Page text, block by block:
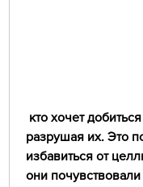
разрушая их. Это
избавиться от
они